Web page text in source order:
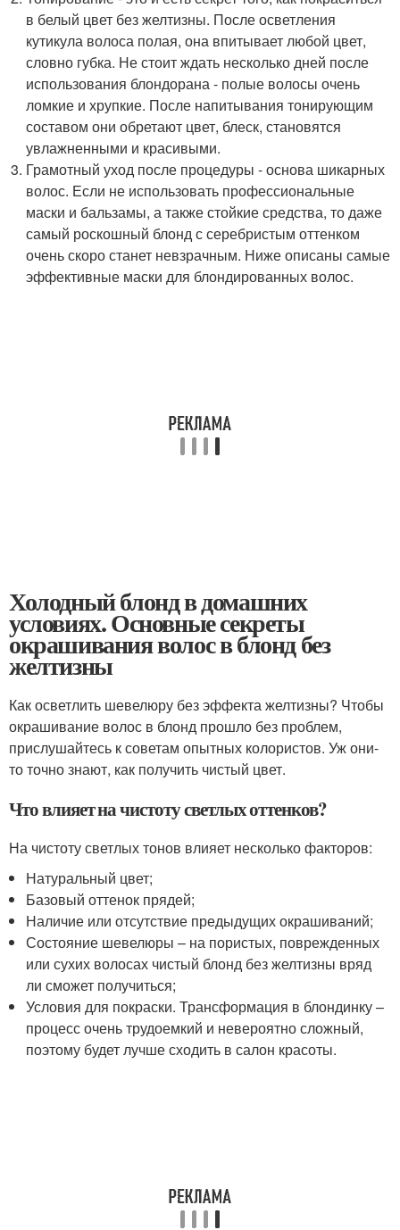
в белый цвет без желтизны. После осветления
кутикула волоса полая, она впитывает любой цвет,
словно губка. Не стоит ждать несколько дней после
использования блондорана - полые волосы очень
ломкие и хрупкие. После напитывания тонирующим
составом они обретают цвет, блеск, становятся
увлажненными и красивыми.
Грамотный уход после процедуры - основа шикарных
волос. Если не использовать профессиональные
маски и бальзамы, а также стойкие средства, то даже
самый роскошный блонд с серебристым оттенком
очень скоро станет невзрачным. Ниже описаны самые
эффективные маски для блондированных волос.
Холодный блонд в домашних
условиях. Основные секреты
окрашивания волос в блонд без
желтизны
Как осветлить шевелюру без эффекта желтизны? Чтобы
окрашивание волос в блонд прошло без проблем,
прислушайтесь к советам опытных колористов. Уж они-
то точно знают, как получить чистый цвет.
Что влияет на чистоту светлых оттенков?
На чистоту светлых тонов влияет несколько факторов:
Натуральный цвет;
Базовый оттенок прядей;
Наличие или отсутствие предыдущих окрашиваний;
Состояние шевелюры – на пористых, поврежденных
или сухих волосах чистый блонд без желтизны вряд
ли сможет получиться;
Условия для покраски. Трансформация в блондинку –
процесс очень трудоемкий и невероятно сложный,
поэтому будет лучше сходить в салон красоты.